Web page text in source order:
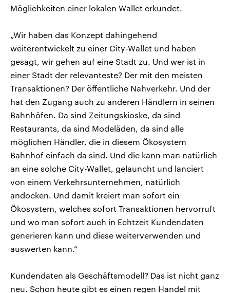
Möglichkeiten einer lokalen Wallet erkundet.
„Wir haben das Konzept dahingehend
weiterentwickelt zu einer City-Wallet und haben
gesagt, wir gehen auf eine Stadt zu. Und wer ist in
einer Stadt der relevanteste? Der mit den meisten
Transaktionen? Der öffentliche Nahverkehr. Und der
hat den Zugang auch zu anderen Händlern in seinen
Bahnhöfen. Da sind Zeitungskioske, da sind
Restaurants, da sind Modeläden, da sind alle
möglichen Händler, die in diesem Ökosystem
Bahnhof einfach da sind. Und die kann man natürlich
an eine solche City-Wallet, gelauncht und lanciert
von einem Verkehrsunternehmen, natürlich
andocken. Und damit kreiert man sofort ein
Ökosystem, welches sofort Transaktionen hervorruft
und wo man sofort auch in Echtzeit Kundendaten
generieren kann und diese weiterverwenden und
auswerten kann.“
Kundendaten als Geschäftsmodell? Das ist nicht ganz
neu. Schon heute gibt es einen regen Handel mit